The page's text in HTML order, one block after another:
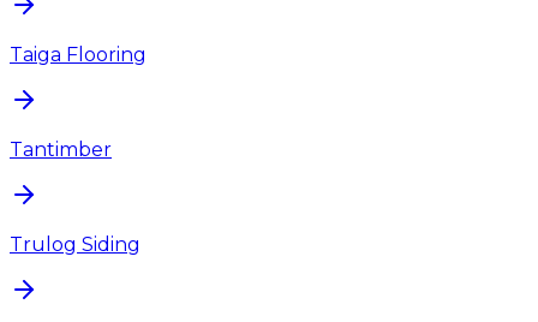
Taiga Flooring
Tantimber
Trulog Siding